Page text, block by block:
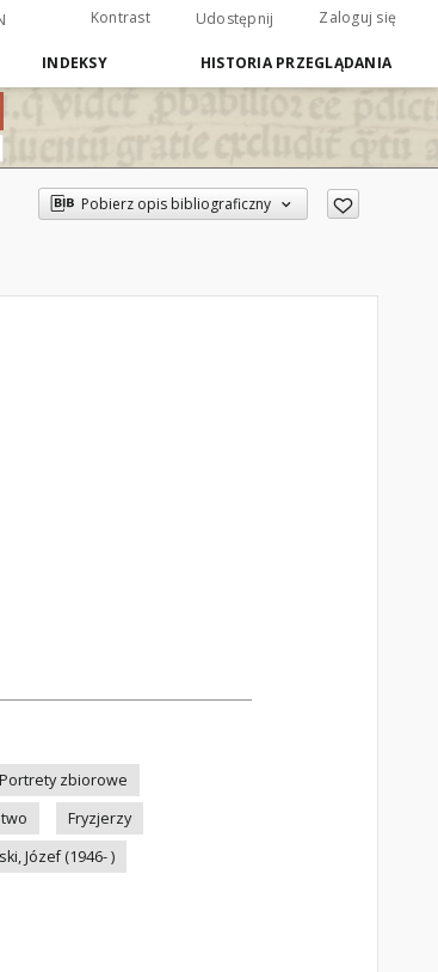
Kontrast Udostępnij Zaloguj się
INDEKSY HISTORIA PRZEGLĄDANIA
Pobierz opis bibliograficzny
Portrety zbiorowe
Fryzjerzy
Józef (1946- )